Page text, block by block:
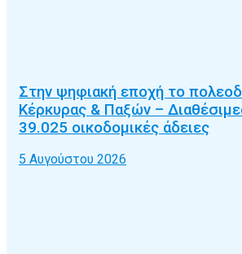
Στην ψηφιακή εποχή το
Κέρκυρας & Παξών –
39.025 οικοδομικές άδειες
5 Αυγούστου 2026